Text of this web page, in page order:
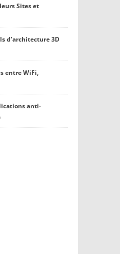
Sites et
d’architecture 3D
entre WiFi,
anti-